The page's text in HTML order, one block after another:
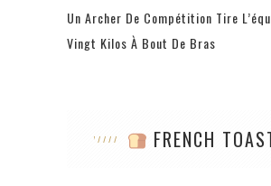
Un Archer De Compétition Tire
Vingt Kilos À Bout De Bras
FRENCH